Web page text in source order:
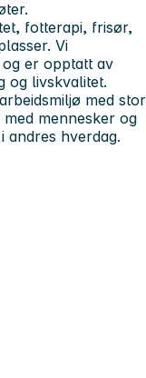
fotterapi, frisør,
Vi
er opptatt av
og livskvalitet.
med stor
mennesker og
andres hverdag.